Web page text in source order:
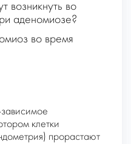
возникнуть во
аденомиозе?
во время
зависимое
клетки
) прорастают